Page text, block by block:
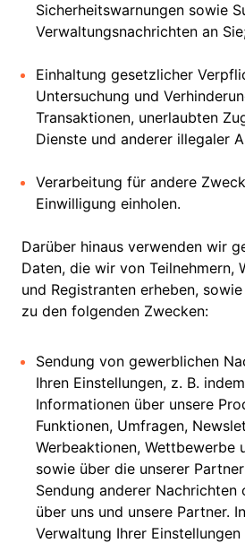
Sicherheitswarnungen sowie
Verwaltungsnachrichten an
Einhaltung gesetzlicher
Untersuchung und
Transaktionen, unerlaubten
Dienste und anderer illegaler
Verarbeitung für andere
Einwilligung einholen.
Darüber hinaus verwenden wir
Daten, die wir von Teilnehmern,
und Registranten erheben,
zu den folgenden Zwecken:
Sendung von gewerblichen
Ihren Einstellungen, z. B.
Informationen über unsere
Funktionen, Umfragen,
Werbeaktionen, Wettbewerbe
sowie über die unserer
Sendung anderer
über uns und unsere Partner.
Verwaltung Ihrer